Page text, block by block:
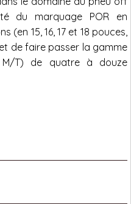
du marquage POR en
(en 15, 16, 17 et 18 pouces,
de faire passer la gamme
T) de quatre à douze